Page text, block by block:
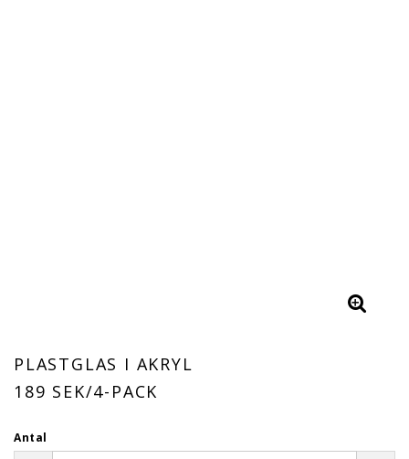
PLASTGLAS I AKRYL
189 SEK/4-PACK
Antal